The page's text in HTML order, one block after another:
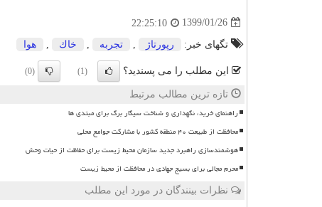
1399/01/26
22:25:10
تگهای خبر: رپورتاژ تجربه خاك هوا
این مطلب را می پسندید؟ (1)
(0)
تازه ترین مطالب مرتبط
راهنمای خرید، نگهداری و شناخت سیگار برگ برای مبتدی ها
محافظت از طبیعت ۴۰ منطقه کشور با مشارکت جوامع محلی
هوشمندسازی راهبرد جدید سازمان محیط زیست برای حفاظت از حیات وحش
محرم مجالی برای بسیج جهادی در محافظت از محیط زیست
نظرات بینندگان در مورد این مطلب